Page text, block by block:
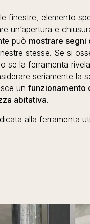
finestre, elemento
un’apertura e
può mostrare segni
stesse. Se si
se la ferramenta
seriamente la
un funzionamento
abitativa.
alla ferramenta